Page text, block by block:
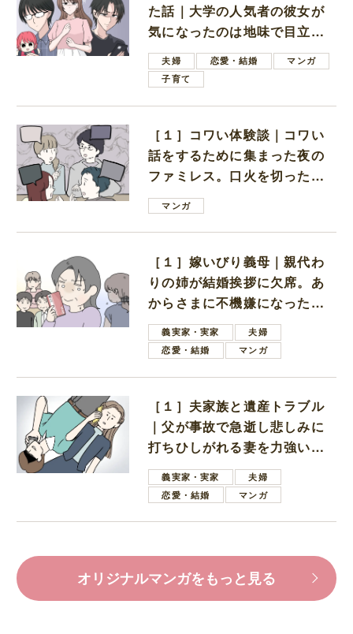
た話｜大学の人気者の彼女が
気になったのは地味で目立た
ない男子学生
夫婦 恋愛・結婚
マンガ
子育て
［１］コワい体験談｜コワい
話をするために集まった夜の
ファミレス。口火を切ったの
は電車好きの男の子ママ
マンガ
［１］嫁いびり義母｜親代わ
りの姉が結婚挨拶に欠席。あ
からさまに不機嫌になった義
母義実家・実家
夫婦
恋愛・結婚
マンガ
［１］夫家族と遺産トラブル
｜父が事故で急逝し悲しみに
打ちひしがれる妻を力強い言
葉で励ます夫
義実家・実家
夫婦
恋愛・結婚
マンガ
オリジナルマンガをもっと見る